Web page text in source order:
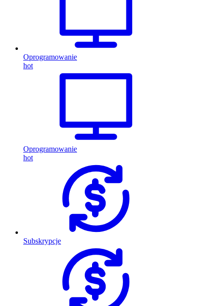
Oprogramowanie
hot
Oprogramowanie
hot
Subskrypcje